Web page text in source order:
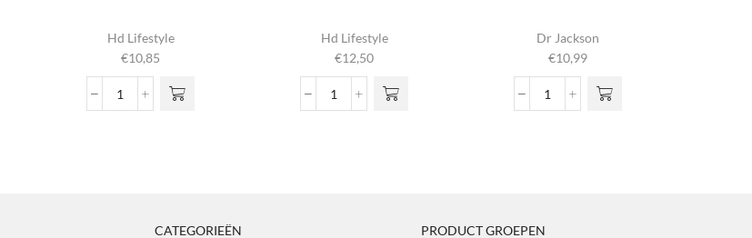
Hd Lifestyle
€10,85
Volumizing
Hd Lifestyle
€12,50
Volume
Dr Jackson
€10,99
Matt
CATEGORIEËN PRODUCT GROEPEN